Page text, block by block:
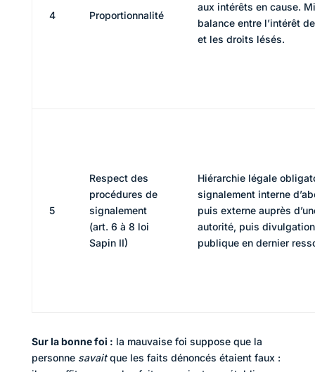
4 Proportionnalité
aux intérêts en cause.
balance entre l’intérêt
et les droits lésés.
5
Respect des
procédures de
signalement
(art. 6 à 8 loi
Sapin II)
Hiérarchie légale
signalement interne
puis externe auprès
autorité, puis divulgation
publique en dernier
Sur la bonne foi : la mauvaise foi suppose que la
personne savaitque les faits dénoncés étaient faux :